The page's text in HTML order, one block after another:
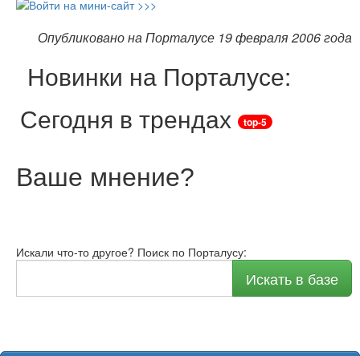
Опубликовано на Порталусе 19 февраля 2006 года
Новинки на Порталусе:
Сегодня в трендах
top-5
Ваше мнение?
Искали что-то другое? Поиск по Порталусу:
Искать в базе